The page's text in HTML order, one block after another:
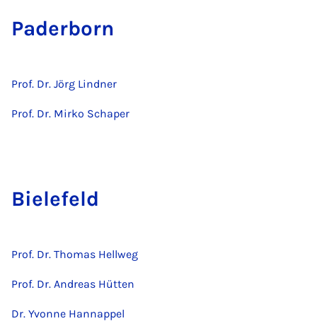
Paderborn
Prof. Dr. Jörg Lindner
Prof. Dr. Mirko Schaper
Bielefeld
Prof. Dr. Thomas Hellweg
Prof. Dr. Andreas Hütten
Dr. Yvonne Hannappel